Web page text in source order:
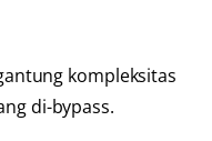
kompleksitas
di-bypass.